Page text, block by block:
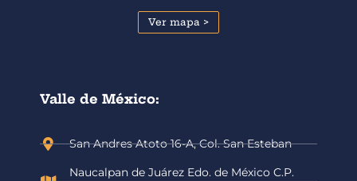
Ver mapa >
Valle de México:
San Andres Atoto 16-A, Col. San Esteban
Naucalpan de Juárez Edo. de México C.P.